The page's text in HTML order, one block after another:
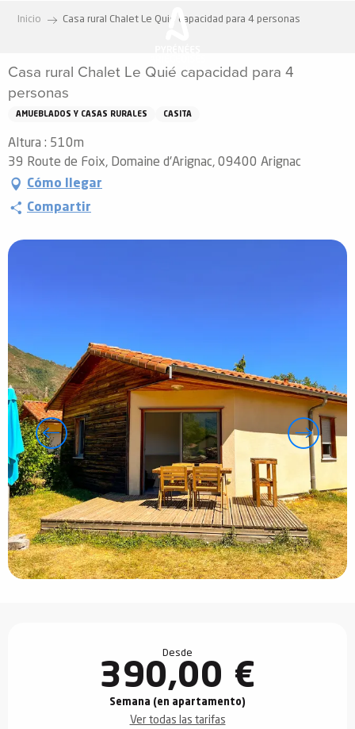
principal
Inicio Casa rural Chalet Le Quié capacidad para 4 personas
Casa rural Chalet Le Quié capacidad para 4
personas
AMUEBLADOS Y CASAS RURALES CASITA
Altura : 510m
39 Route de Foix, Domaine d'Arignac, 09400 Arignac
Cómo llegar
Compartir
Desde
390,00 €
Semana (en apartamento)
Ver todas las tarifas